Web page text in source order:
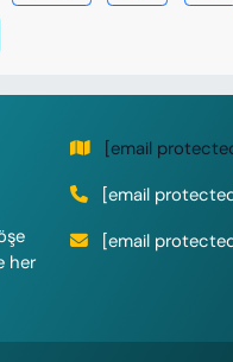
her
[email
[email
[email